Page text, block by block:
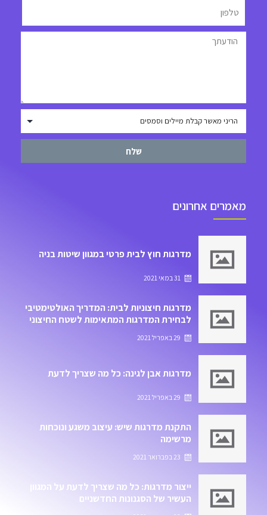
שלח
מאמרים אחרונים
מדרגות חוץ לבית פרטי במגוון שיטות בניה
31 במאי 2021
מדרגות חיצוניות לבית: המדריך האולטימטיבי
לבחירת המדרגות המתאימות לשטח החיצוני
של הבית
29 באפריל 2021
מדרגות אבן לגינה: כל מה שצריך לדעת
29 באפריל 2021
התקנת מדרגות שיש: עיצוב משגע ונוכחות
מרשימה
23 בפברואר 2021
ייצור מדרגות: כל מה שצריך לדעת על המגוון
העשיר של הסגנונות החדשניים